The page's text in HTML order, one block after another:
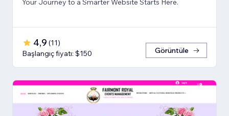
Your Journey to a Smarter Website Starts Here.
4,9 (11)
Başlangıç fiyatı: $150
Görüntüle